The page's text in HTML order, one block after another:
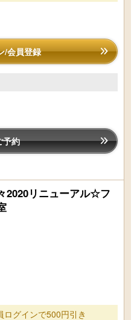
/会員登録
予約
2020リニューアル☆フ
グインで500円引き